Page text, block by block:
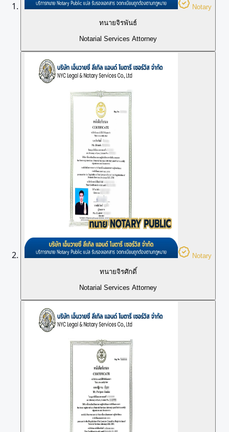
Notary
ทนายจิรพันธ์
Notarial Services Attorney
Notary
ทนายจิรศักดิ์
Notarial Services Attorney